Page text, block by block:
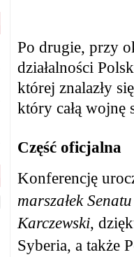
Po drugie, przy
działalności
której znalazły
który całą wojnę
Część oficjalna
Konferencję
marszałek
Karczewski,
Syberia, a także